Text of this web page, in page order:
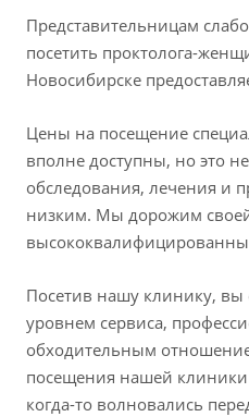
Представительницам
посетить проктолога-
Новосибирске
Цены на посещение
вполне доступны, но это
обследования, лечения и
низким. Мы дорожим
Посетив нашу клинику, вы
уровнем сервиса,
обходительным
посещения нашей клиники
когда-то волновались